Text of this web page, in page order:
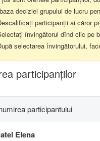
deciziei grupului de lucru
participanții ai căror
învingătorul dînd clic pe
selectarea învingătorului,
participanţilor
participantului
Elena